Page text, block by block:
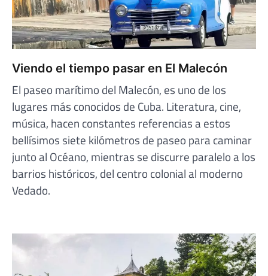
Viendo el tiempo pasar en El Malecón
El paseo marítimo del Malecón, es uno de los
lugares más conocidos de Cuba. Literatura, cine,
música, hacen constantes referencias a estos
bellísimos siete kilómetros de paseo para caminar
junto al Océano, mientras se discurre paralelo a los
barrios históricos, del centro colonial al moderno
Vedado.